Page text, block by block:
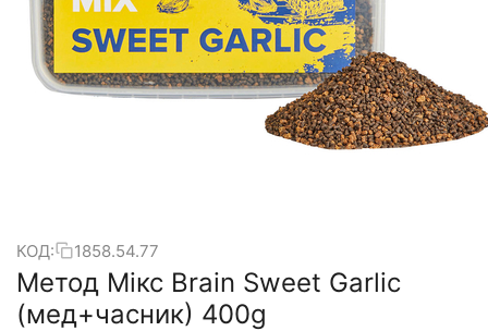
КОД: 1858.54.77
Метод Мікс Brain Sweet Garlic
(мед+часник) 400g